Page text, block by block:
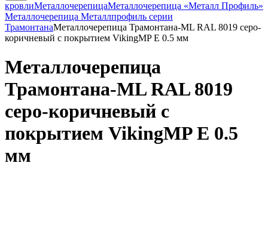
кровлиМеталлочерепицаМеталлочерепица «Металл Профиль»
Металлочерепица Металлпрофиль серии
ТрамонтанаМеталлочерепица Трамонтана-ML RAL 8019 серо-
коричневый с покрытием VikingMP E 0.5 мм
Металлочерепица
Трамонтана-ML RAL 8019
серо-коричневый с
покрытием VikingMP E 0.5
мм